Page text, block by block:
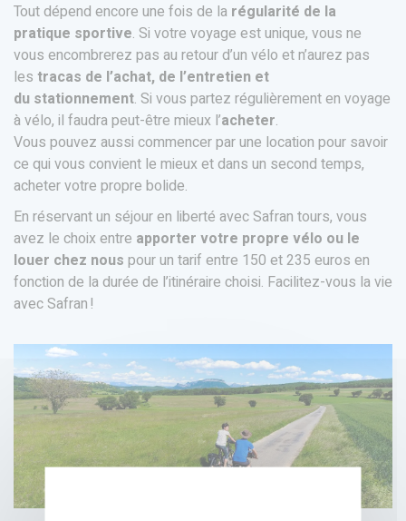
Tout dépend encore une fois de la régularité de la
pratique sportive. Si votre voyage est unique, vous ne
vous encombrerez pas au retour d’un vélo et n’aurez pas
les tracas de l’achat, de l’entretien et
du stationnement. Si vous partez régulièrement en voyage
à vélo, il faudra peut-être mieux l’acheter.
Vous pouvez aussi commencer par une location pour savoir
ce qui vous convient le mieux et dans un second temps,
acheter votre propre bolide.
En réservant un séjour en liberté avec Safran tours, vous
avez le choix entre apporter votre propre vélo ou le
louer chez nous pour un tarif entre 150 et 235 euros en
fonction de la durée de l’itinéraire choisi. Facilitez-vous la vie
avec Safran !